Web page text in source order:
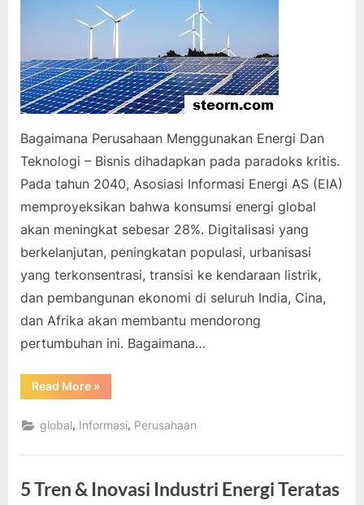
Bagaimana Perusahaan Menggunakan Energi Dan
Teknologi – Bisnis dihadapkan pada paradoks kritis.
Pada tahun 2040, Asosiasi Informasi Energi AS (EIA)
memproyeksikan bahwa konsumsi energi global
akan meningkat sebesar 28%. Digitalisasi yang
berkelanjutan, peningkatan populasi, urbanisasi
yang terkonsentrasi, transisi ke kendaraan listrik,
dan pembangunan ekonomi di seluruh India, Cina,
dan Afrika akan membantu mendorong
pertumbuhan ini. Bagaimana…
Read More“Bagaimana
Perusahaan
Energi
Dan
»
global, Informasi, Perusahaan
5 Tren & Inovasi Industri Energi Teratas